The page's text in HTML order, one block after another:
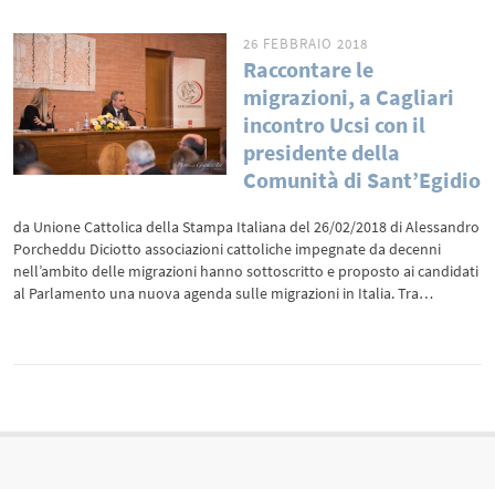
26 FEBBRAIO 2018
Raccontare le
migrazioni, a Cagliari
incontro Ucsi con il
presidente della
Comunità di Sant’Egidio
da Unione Cattolica della Stampa Italiana del 26/02/2018 di Alessandro
Porcheddu Diciotto associazioni cattoliche impegnate da decenni
nell’ambito delle migrazioni hanno sottoscritto e proposto ai candidati
al Parlamento una nuova agenda sulle migrazioni in Italia. Tra…